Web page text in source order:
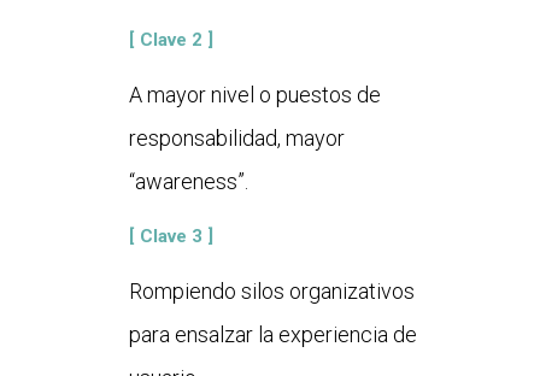
[ Clave 2 ]
A mayor nivel o puestos de
responsabilidad, mayor
“awareness”.
[ Clave 3 ]
Rompiendo silos organizativos
para ensalzar la experiencia de